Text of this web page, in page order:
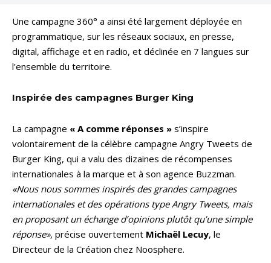
Une campagne 360° a ainsi été largement déployée en
programmatique, sur les réseaux sociaux, en presse,
digital, affichage et en radio, et déclinée en 7 langues sur
l’ensemble du territoire.
Inspirée des campagnes Burger King
La campagne « A comme réponses » s’inspire
volontairement de la célèbre campagne Angry Tweets de
Burger King, qui a valu des dizaines de récompenses
internationales à la marque et à son agence Buzzman.
«Nous nous sommes inspirés des grandes campagnes
internationales et des opérations type Angry Tweets, mais
en proposant un échange d’opinions plutôt qu’une simple
réponse», précise ouvertement Michaël Lecuy, le
Directeur de la Création chez Noosphere.